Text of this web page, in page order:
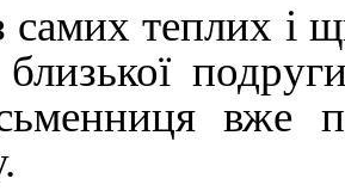
самих теплих і
близької
вже